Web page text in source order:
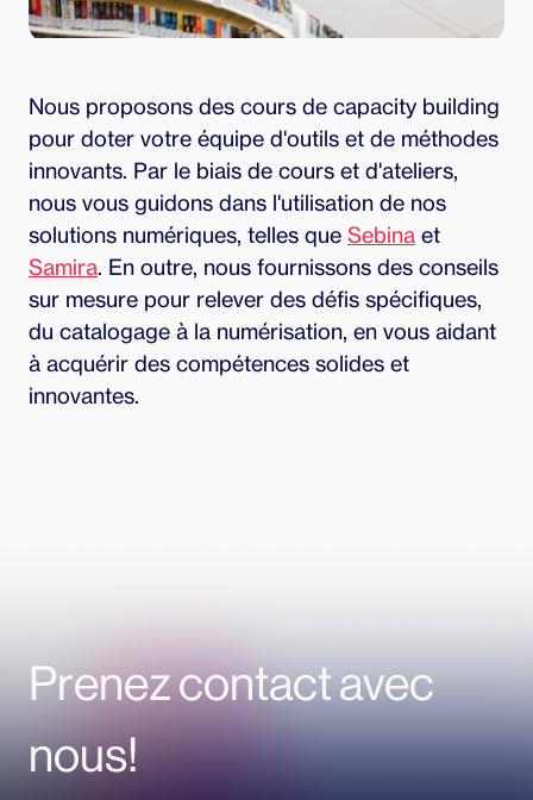
Nous proposons des cours de capacity building
pour doter votre équipe d'outils et de méthodes
innovants. Par le biais de cours et d'ateliers,
nous vous guidons dans l'utilisation de nos
solutions numériques, telles que Sebina et
Samira. En outre, nous fournissons des conseils
sur mesure pour relever des défis spécifiques,
du catalogage à la numérisation, en vous aidant
à acquérir des compétences solides et
innovantes.
Prenez contact avec
nous!